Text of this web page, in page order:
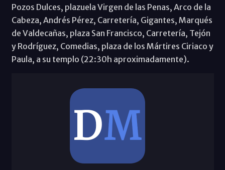
Pozos Dulces, plazuela Virgen de las Penas, Arco de la
Cabeza, Andrés Pérez, Carretería, Gigantes, Marqués
de Valdecañas, plaza San Francisco, Carretería, Tejón
y Rodríguez, Comedias, plaza de los Mártires Ciriaco y
Paula, a su templo (22:30h aproximadamente).